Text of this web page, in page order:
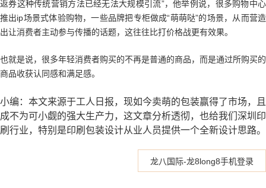
返券这种传统营销方法已经无法大规模引流”，他举例说，很多购物中心
推出ip场景式体验购物，一些品牌把专柜做成“萌萌哒”的场景，从而营造
出让消费者主动参与传播的话题，这往往比打价格战更有效果。
也就是说，很多年轻消费者购买的不再是普通的商品，而是通过所购买的
商品收获认同感和满足感。
小编：本文来源于工人日报，现如今卖萌的包装赢得了市场，且
成不为可小觑的强大生产力，这文章分析透彻，也给我们深圳印
刷行业，特别是印刷包装设计从业人员提供一个全新设计思路。
龙八国际-龙8long8手机登录